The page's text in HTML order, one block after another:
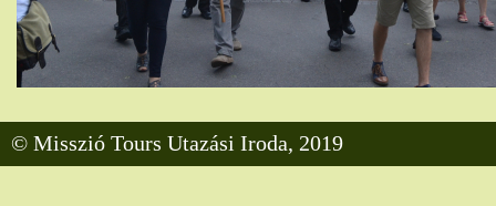
© Misszió Tours Utazási Iroda, 2019